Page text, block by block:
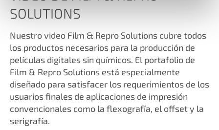
SOLUTIONS
Nuestro video Film & Repro Solutions cubre todos
los productos necesarios para la producción de
películas digitales sin químicos. El portafolio de
Film & Repro Solutions está especialmente
diseñado para satisfacer los requerimientos de los
usuarios finales de aplicaciones de impresión
convencionales como la flexografía, el offset y la
serigrafía.